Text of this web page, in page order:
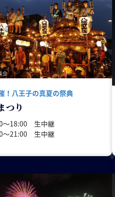
会
！八王子の真夏の祭典
つり
〜18:00 生中継
〜21:00 生中継